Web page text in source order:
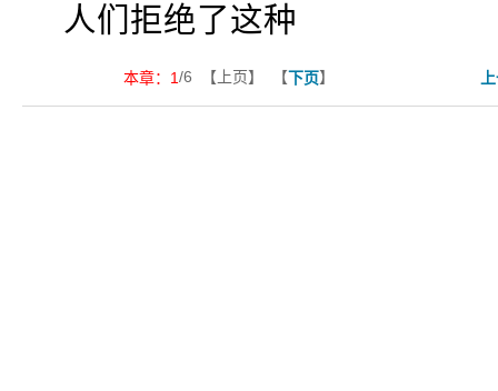
人们拒绝了这种
本章： 1/6 【上页】 【下页】